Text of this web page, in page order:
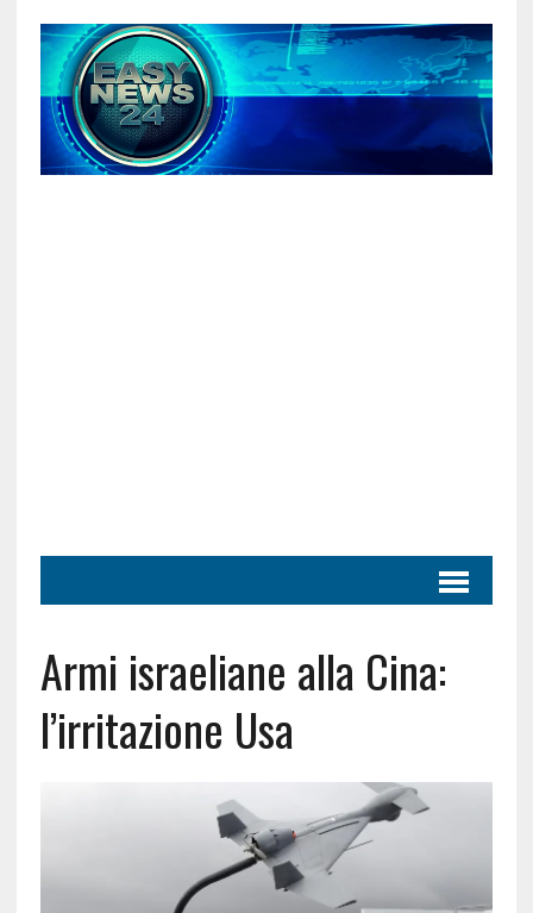
Armi israeliane alla Cina:
l’irritazione Usa